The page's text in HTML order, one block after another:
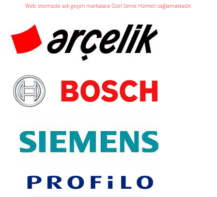
Web sitemizde adı geçen markalara Özel Servis Hizmeti sağlamaktadır.